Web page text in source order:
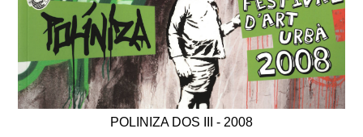
POLINIZA DOS III - 2008